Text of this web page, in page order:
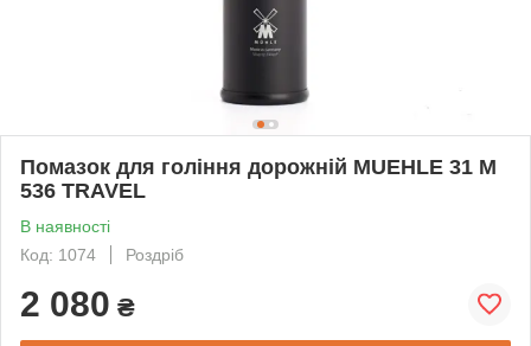
Помазок для гоління дорожній MUEHLE 31 M
536 TRAVEL
В наявності
Код: 1074
Роздріб
2 080 ₴